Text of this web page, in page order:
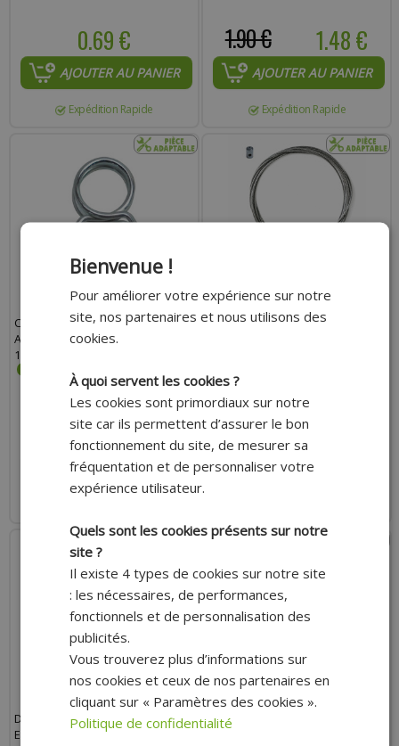
0.69 €
AJOUTER AU PANIER
Expédition Rapide
1.48 €
1.90 €
AJOUTER AU PANIER
Expédition Rapide
COLLIER POUR DURITE
ADAPTABLE 7X10 OUVERTURE DE
10 À 11MM
0.69 €
AJOUTER AU PANIER
CÂBLE DE GAZ ADAPTABLES AVEC
2.59 €
AJOUTER AU PANIER
DURITE ADAPTABLE DIAMÈTRE
EXTENSIBLE NOIR 3MM INTÉRIEUR
DURITE ADAPTABLE GRAISSAGE
Bienvenue !
Pour améliorer votre expérience sur notre
site, nos partenaires et nous utilisons des
cookies.
À quoi servent les cookies ?
Les cookies sont primordiaux sur notre
site car ils permettent d’assurer le bon
fonctionnement du site, de mesurer sa
fréquentation et de personnaliser votre
expérience utilisateur.
Quels sont les cookies présents sur notre
site ?
Il existe 4 types de cookies sur notre site
: les nécessaires, de performances,
fonctionnels et de personnalisation des
publicités.
Vous trouverez plus d’informations sur
nos cookies et ceux de nos partenaires en
cliquant sur « Paramètres des cookies ».
Politique de confidentialité